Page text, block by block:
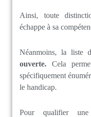
Ainsi, toute
échappe à sa
Néanmoins, la liste
ouverte. Cela
spécifiquement
le handicap.
Pour qualifier